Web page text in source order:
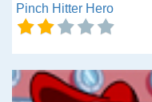
Pinch Hitter Hero